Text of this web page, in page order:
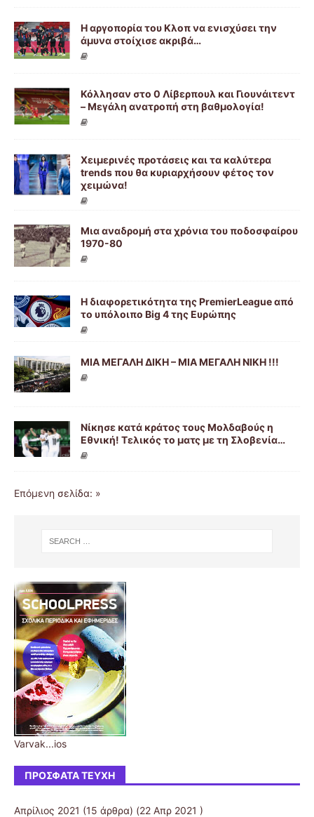
Η αργοπορία του Κλοπ να ενισχύσει την
άμυνα στοίχισε ακριβά…
Κόλλησαν στο 0 Λίβερπουλ και Γιουνάιτεντ
– Mεγάλη ανατροπή στη βαθμολογία!
Χειμερινές προτάσεις και τα καλύτερα
trends που θα κυριαρχήσουν φέτος τον
χειμώνα!
Μια αναδρομή στα χρόνια του ποδοσφαίρου
1970-80
Η διαφορετικότητα της PremierLeague από
το υπόλοιπο Big 4 της Ευρώπης
ΜΙΑ ΜΕΓΑΛΗ ΔΙΚΗ – ΜΙΑ ΜΕΓΑΛΗ ΝΙΚΗ !!!
Νίκησε κατά κράτος τους Μολδαβούς η
Εθνική! Τελικός το ματς με τη Σλοβενία…
Επόμενη σελίδα: »
Varvak...ios
ΠΡΌΣΦΑΤΑ ΤΕΎΧΗ
Απρίλιος 2021 (15 άρθρα) (22 Απρ 2021 )